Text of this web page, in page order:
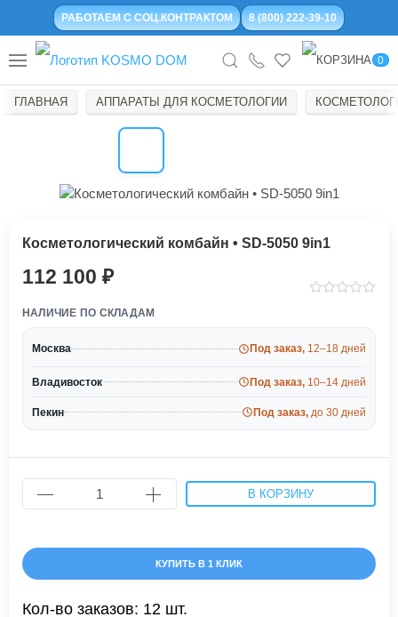
РАБОТАЕМ С СОЦ.КОНТРАКТОМ 8 (800) 222-39-10
0
ГЛАВНАЯ АППАРАТЫ ДЛЯ КОСМЕТОЛОГИИ
Косметологический комбайн • SD-5050 9in1
112 100
НАЛИЧИЕ ПО СКЛАДАМ
Москва Под заказ, 12–18 дней
Владивосток Под заказ, 10–14 дней
Пекин Под заказ, до 30 дней
В КОРЗИНУ
КУПИТЬ В 1 КЛИК
Кол-во заказов: 12 шт.